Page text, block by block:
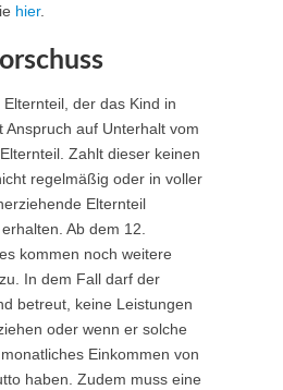
hier.
der das Kind in
Anspruch auf Unterhalt vom
Zahlt dieser keinen
regelmäßig oder in voller
Elternteil
Ab dem 12.
kommen noch weitere
In dem Fall darf der
betreut, keine Leistungen
oder wenn er solche
Einkommen von
haben. Zudem muss eine